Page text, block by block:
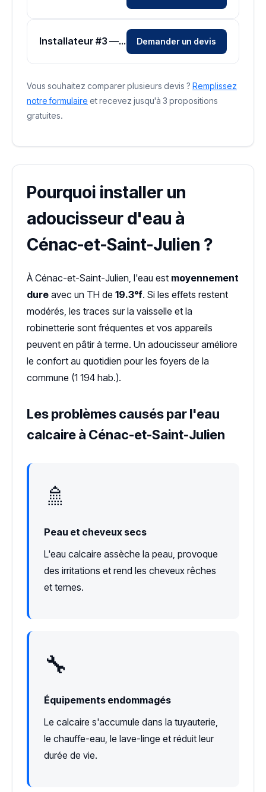
Installateur #3 — Zone Dordogne Demander un devis
Vous souhaitez comparer plusieurs devis ? Remplissez
notre formulaire et recevez jusqu'à 3 propositions
gratuites.
Pourquoi installer un
adoucisseur d'eau à
Cénac-et-Saint-Julien ?
À Cénac-et-Saint-Julien, l'eau est moyennement
dure avec un TH de 19.3°f. Si les effets restent
modérés, les traces sur la vaisselle et la
robinetterie sont fréquentes et vos appareils
peuvent en pâtir à terme. Un adoucisseur améliore
le confort au quotidien pour les foyers de la
commune (1 194 hab.).
Les problèmes causés par l'eau
calcaire à Cénac-et-Saint-Julien
🚿
Peau et cheveux secs
L'eau calcaire assèche la peau, provoque
des irritations et rend les cheveux rêches
et ternes.
🔧
Équipements endommagés
Le calcaire s'accumule dans la tuyauterie,
le chauffe-eau, le lave-linge et réduit leur
durée de vie.